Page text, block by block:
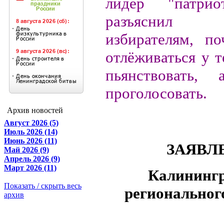
Архив новостей
Август 2026 (5)
Июль 2026 (14)
Июнь 2026 (11)
Май 2026 (9)
Апрель 2026 (9)
Март 2026 (11)
Показать / скрыть весь
архив
разъяснил
избирателям,
отлёживаться у
проголосовать.